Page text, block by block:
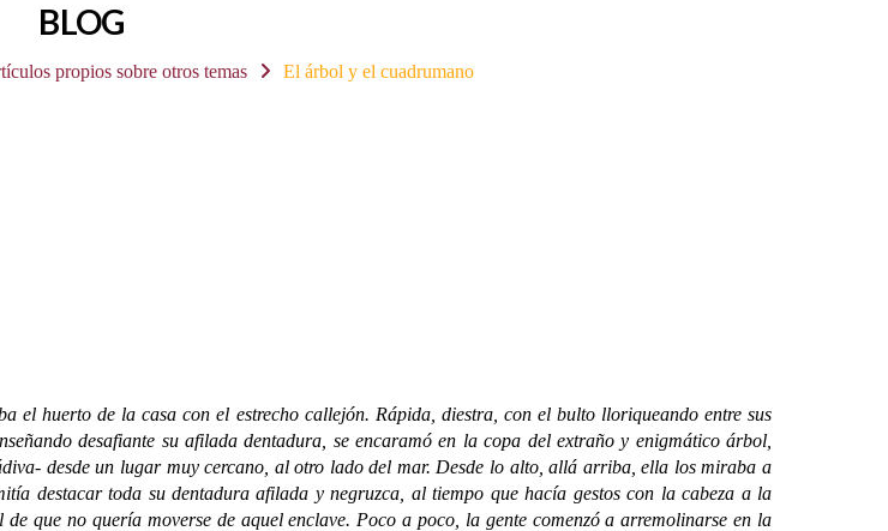
BLOG
propios sobre otros temas El árbol y el cuadrumano
de la casa con el estrecho callejón. Rápida, diestra, con el bulto lloriqueando entre sus
desafiante su afilada dentadura, se encaramó en la copa del extraño y enigmático árbol,
desde un lugar muy cercano, al otro lado del mar. Desde lo alto, allá arriba, ella los miraba a
destacar toda su dentadura afilada y negruzca, al tiempo que hacía gestos con la cabeza a la
que no quería moverse de aquel enclave. Poco a poco, la gente comenzó a arremolinarse en la